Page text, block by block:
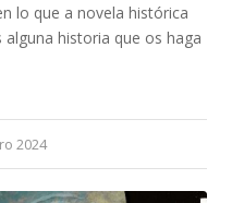
lo que a novela histórica
historia que os haga
2024